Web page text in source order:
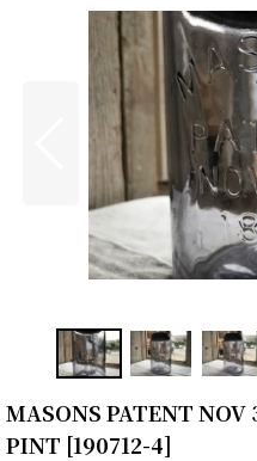
MASONS PATENT
PINT [190712-4]